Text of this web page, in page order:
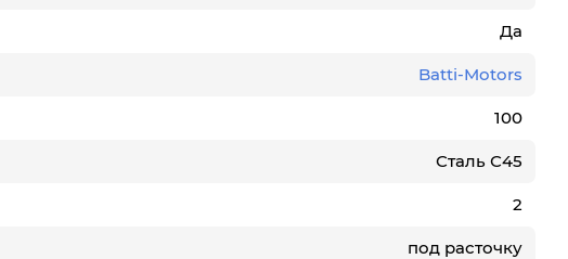
Да
Batti-Motors
100
Сталь С45
2
под расточку